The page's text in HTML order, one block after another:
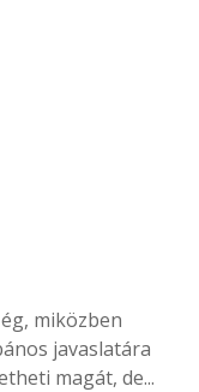
miközben
javaslatára
magát, de...